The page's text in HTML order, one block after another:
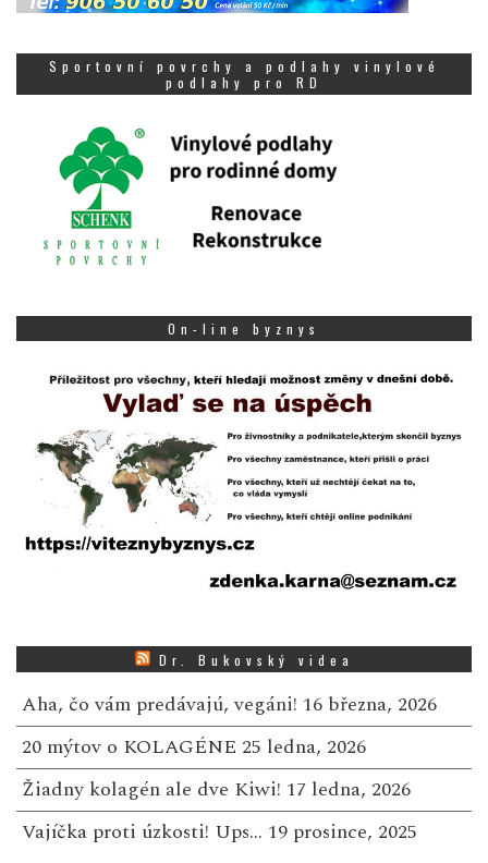
Sportovní povrchy a podlahy vinylové
podlahy pro RD
On-line byznys
Dr. Bukovský videa
Aha, čo vám predávajú, vegáni! 16 března, 2026
20 mýtov o KOLAGÉNE 25 ledna, 2026
Žiadny kolagén ale dve Kiwi! 17 ledna, 2026
Vajíčka proti úzkosti! Ups… 19 prosince, 2025